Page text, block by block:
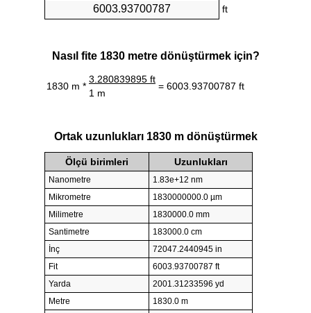
ft
Nasıl fite 1830 metre dönüştürmek için?
1830 m *
3.280839895 ft
= 6003.93700787 ft
1 m
Ortak uzunlukları 1830 m dönüştürmek
Ölçü birimleri Uzunlukları
Nanometre
1.83e+12 nm
Mikrometre
1830000000.0 µm
Milimetre
1830000.0 mm
Santimetre
183000.0 cm
İnç
72047.2440945 in
Fit
6003.93700787 ft
Yarda
2001.31233596 yd
Metre
1830.0 m